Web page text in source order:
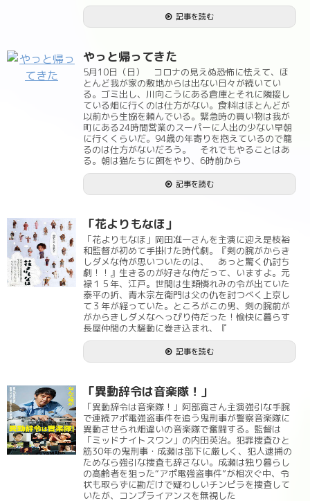
記事を読む
やっと帰ってきた
5月10日（日） コロナの見えぬ恐怖に怯えて、ほ
とんど我が家の敷地からは出ない日々が続いてい
る。ゴミ出し、川向こうにある倉庫とそれに隣接し
ている畑に行くのは仕方がない。食料はほとんどが
以前から生協を頼んでいる。緊急時の買い物は我が
町にある24時間営業のスーパーに人出の少ない早朝
に行くくらいだ。94歳の年寄りを抱えているので籠
るのは仕方がないだろう。 それでもやることはあ
る。朝は猫たちに餌をやり、6時前から
記事を読む
「花よりもなほ」
「花よりもなほ」岡田准一さんを主演に迎え是枝裕
和監督が初めて手掛けた時代劇。『剣の腕がからき
しダメな侍が思いついたのは、 あっと驚く仇討ち
劇！！』生きるのが好きな侍だって、いますよ。元
禄１５年、江戸。世間は生類憐れみの令が出ていた
泰平の折、青木宗左衛門は父の仇を討つべく上京し
て３年が経っていた。ところがこの男、剣の腕前が
がからきしダメなへっぴり侍だった！愉快に暮らす
長屋仲間の大騒動に巻き込まれ、『
記事を読む
「異動辞令は音楽隊！」
「異動辞令は音楽隊！」阿部寛さん主演強引な手腕
で連続アポ電強盗事件を追う鬼刑事が警察音楽隊に
異動させられ畑違いの音楽隊で奮闘する。監督は
「ミッドナイトスワン」の内田英治。犯罪捜査ひと
筋30年の鬼刑事・成瀬は部下に厳しく、犯人逮捕の
ためなら強引な捜査も辞さない。成瀬は独り暮らし
の高齢者を狙った“アポ電強盗事件”が相次ぐ中、令
状も取らずに勘だけで疑わしいチンピラを捜査して
いたが、コンプライアンスを無視した